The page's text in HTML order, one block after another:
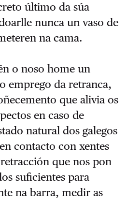
último da súa
nunca un vaso de
na cama.
o noso home un
emprego da retranca,
que alivia os
en caso de
natural dos galegos
contacto con xentes
que nos pon
suficientes para
na barra, medir as